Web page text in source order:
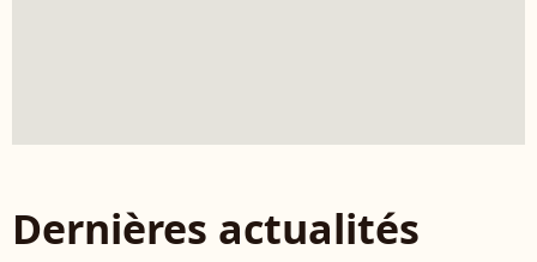
Dernières actualités